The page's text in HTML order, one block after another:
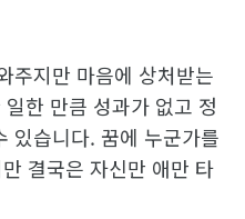
주지만 마음에 상처받는
한 만큼 성과가 없고 정
있습니다. 꿈에 누군가를
결국은 자신만 애만 타